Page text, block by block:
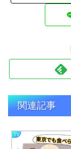
関連記事
TV